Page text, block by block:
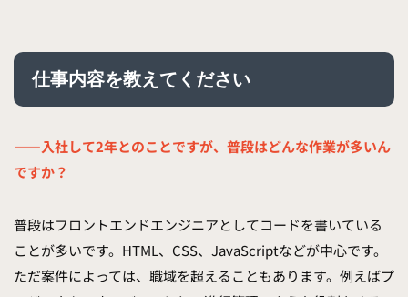
仕事内容を教えてください
——入社して2年とのことですが、普段はどんな作業が多いん
ですか？
普段はフロントエンドエンジニアとしてコードを書いている
ことが多いです。HTML、CSS、JavaScriptなどが中心です。
ただ案件によっては、職域を超えることもあります。例えばプ